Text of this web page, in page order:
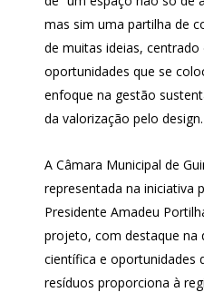
mas sim uma partilha de
de muitas ideias,
oportunidades que se
enfoque na gestão
da valorização pelo design.
A Câmara Municipal de
representada na iniciativa
Presidente Amadeu
projeto, com destaque na
científica e oportunidades
resíduos proporciona à